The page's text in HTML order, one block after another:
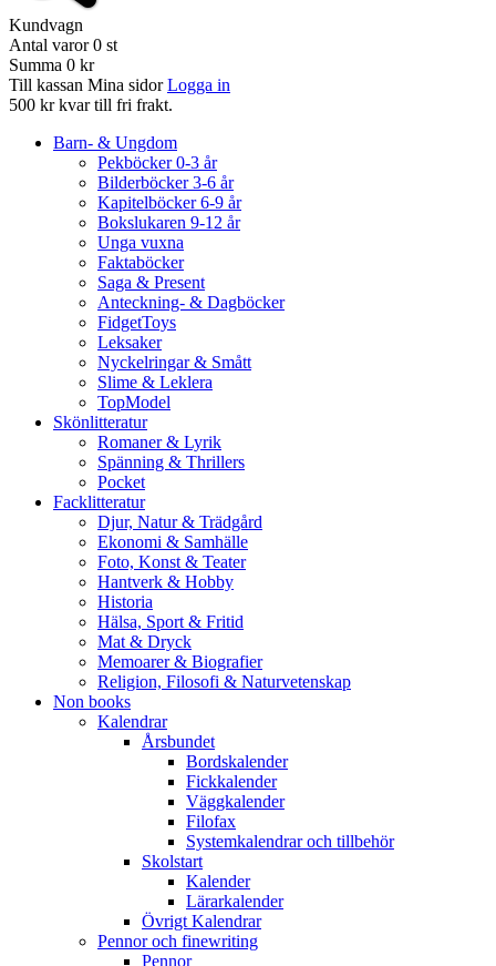
Kundvagn
Antal varor 0 st
Summa 0 kr
Till kassan Mina sidor Logga in
500 kr kvar till fri frakt.
Barn- & Ungdom
Pekböcker 0-3 år
Bilderböcker 3-6 år
Kapitelböcker 6-9 år
Bokslukaren 9-12 år
Unga vuxna
Faktaböcker
Saga & Present
Anteckning- & Dagböcker
FidgetToys
Leksaker
Nyckelringar & Smått
Slime & Leklera
TopModel
Skönlitteratur
Romaner & Lyrik
Spänning & Thrillers
Pocket
Facklitteratur
Djur, Natur & Trädgård
Ekonomi & Samhälle
Foto, Konst & Teater
Hantverk & Hobby
Historia
Hälsa, Sport & Fritid
Mat & Dryck
Memoarer & Biografier
Religion, Filosofi & Naturvetenskap
Non books
Kalendrar
Årsbundet
Bordskalender
Fickkalender
Väggkalender
Filofax
Systemkalendrar och tillbehör
Skolstart
Kalender
Lärarkalender
Övrigt Kalendrar
Pennor och finewriting
Pennor